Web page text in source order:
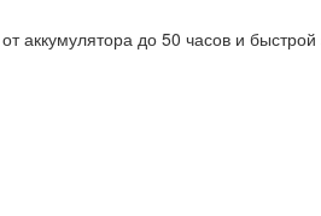
аккумулятора до 50 часов и быстрой